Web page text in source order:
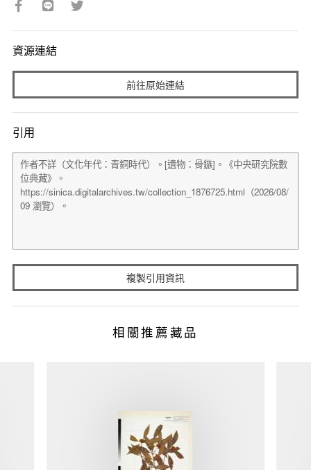
資源連結
前往原始連結
引用
複製引用資訊
相關推薦藏品